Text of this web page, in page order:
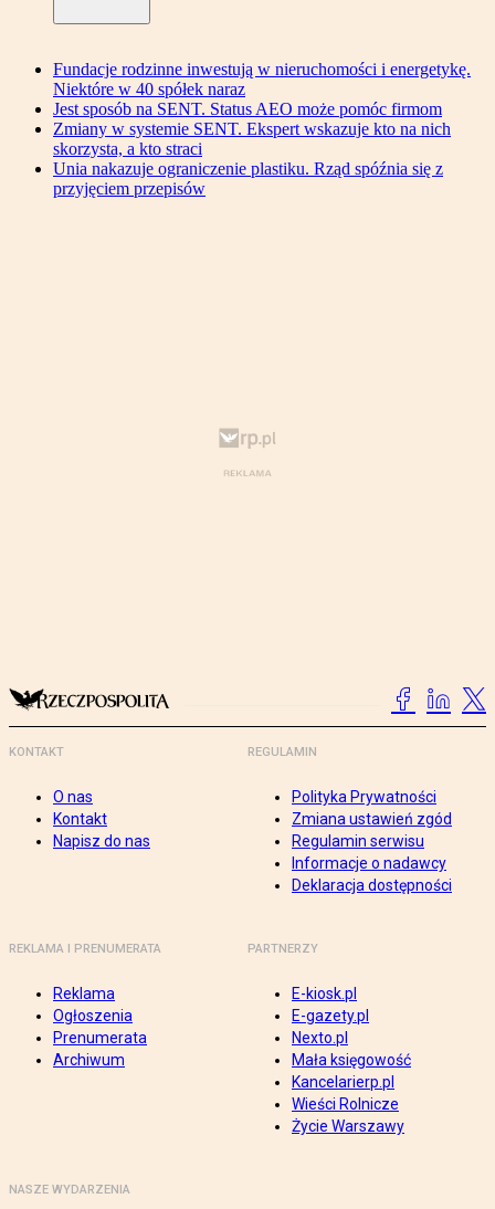
Fundacje rodzinne inwestują w nieruchomości i energetykę.
Niektóre w 40 spółek naraz
Jest sposób na SENT. Status AEO może pomóc firmom
Zmiany w systemie SENT. Ekspert wskazuje kto na nich
skorzysta, a kto straci
Unia nakazuje ograniczenie plastiku. Rząd spóźnia się z
przyjęciem przepisów
KONTAKT
O nas
Kontakt
Napisz do nas
REGULAMIN
Polityka Prywatności
Zmiana ustawień zgód
Regulamin serwisu
Informacje o nadawcy
Deklaracja dostępności
REKLAMA I PRENUMERATA
Reklama
Ogłoszenia
Prenumerata
Archiwum
PARTNERZY
E-kiosk.pl
E-gazety.pl
Nexto.pl
Mała księgowość
Kancelarierp.pl
Wieści Rolnicze
Życie Warszawy
NASZE WYDARZENIA